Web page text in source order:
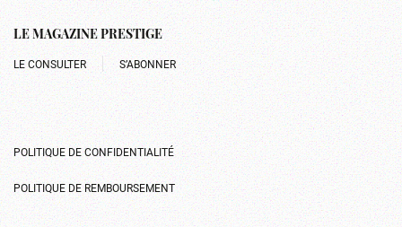
LE MAGAZINE PRESTIGE
LE CONSULTER S’ABONNER
POLITIQUE DE CONFIDENTIALITÉ
POLITIQUE DE REMBOURSEMENT